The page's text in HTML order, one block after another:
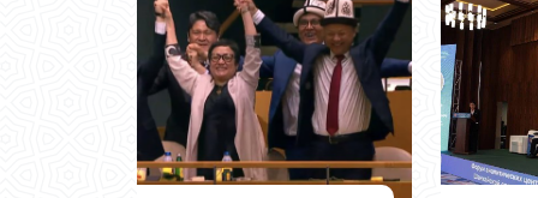
uchtaga yetadi: hozirda bu
yo‘nalishda Centrum Air va
Uzbekistan Airways
aviakompaniyalari
parvozlarni amalga
oshirmoqda. Kelajakda Aero
Nomad Bishkekdan